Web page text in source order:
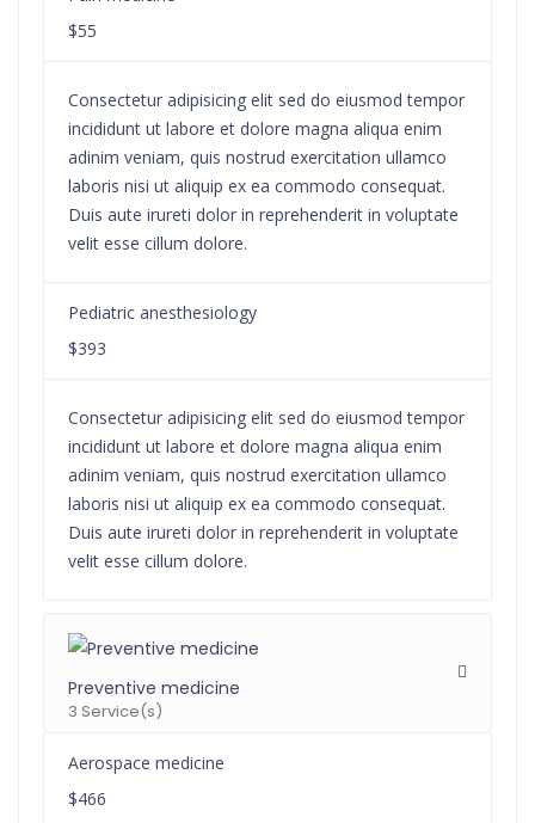
$55
Consectetur adipisicing elit sed do eiusmod tempor
incididunt ut labore et dolore magna aliqua enim
adinim veniam, quis nostrud exercitation ullamco
laboris nisi ut aliquip ex ea commodo consequat.
Duis aute irureti dolor in reprehenderit in voluptate
velit esse cillum dolore.
Pediatric anesthesiology
$393
Consectetur adipisicing elit sed do eiusmod tempor
incididunt ut labore et dolore magna aliqua enim
adinim veniam, quis nostrud exercitation ullamco
laboris nisi ut aliquip ex ea commodo consequat.
Duis aute irureti dolor in reprehenderit in voluptate
velit esse cillum dolore.
Preventive medicine
3 Service(s)
Aerospace medicine
$466